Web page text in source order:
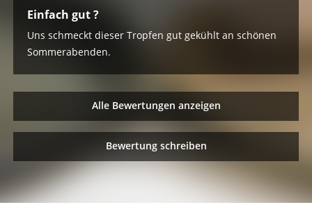
Einfach gut ?
Uns schmeckt dieser Tropfen gut gekühlt an schönen
Sommerabenden.
Alle Bewertungen anzeigen
Bewertung schreiben